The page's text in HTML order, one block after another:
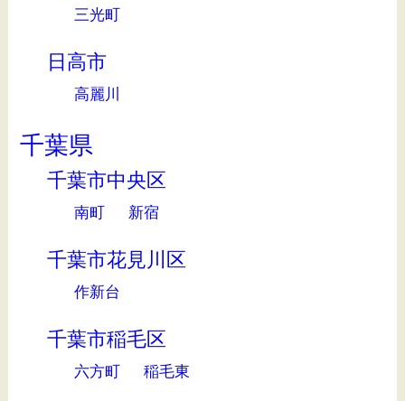
三光町
日高市
高麗川
千葉県
千葉市中央区
南町 新宿
千葉市花見川区
作新台
千葉市稲毛区
六方町 稲毛東